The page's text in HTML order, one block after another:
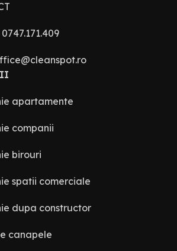
apartamente
companii
birouri
spatii comerciale
dupa constructor
canapele